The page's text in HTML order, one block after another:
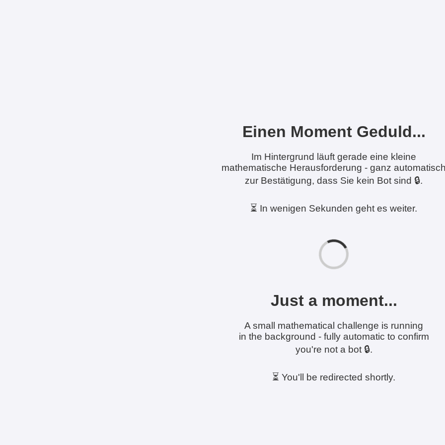
Einen Moment Geduld...
Im Hintergrund läuft gerade eine kleine
mathematische Herausforderung - ganz
zur Bestätigung, dass Sie kein Bot sind 🔒.
⏳ In wenigen Sekunden geht es weiter.
Just a moment...
A small mathematical challenge is running
in the background - fully automatic to confirm
you're not a bot 🔒.
⏳ You'll be redirected shortly.